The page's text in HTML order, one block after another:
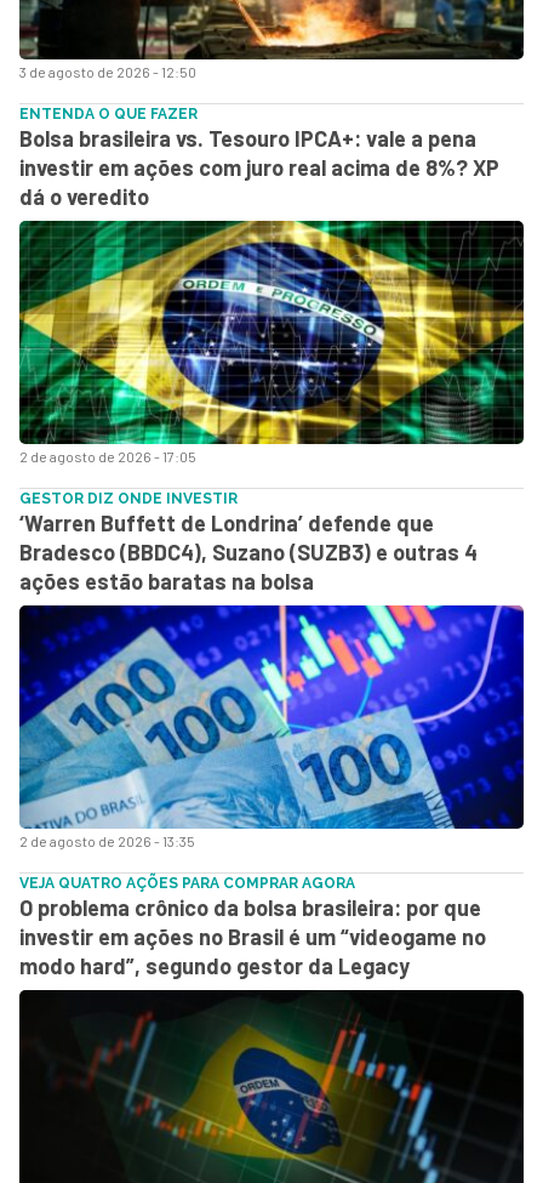
3 de agosto de 2026 - 12:50
2 de agosto de 2026 - 17:05
ENTENDA O QUE FAZER
Bolsa brasileira vs. Tesouro IPCA+: vale a pena
investir em ações com juro real acima de 8%? XP
dá o veredito
2 de agosto de 2026 - 13:35
GESTOR DIZ ONDE INVESTIR
‘Warren Buffett de Londrina’ defende que
Bradesco (BBDC4), Suzano (SUZB3) e outras 4
ações estão baratas na bolsa
VEJA QUATRO AÇÕES PARA COMPRAR AGORA
O problema crônico da bolsa brasileira: por que
investir em ações no Brasil é um “videogame no
modo hard”, segundo gestor da Legacy